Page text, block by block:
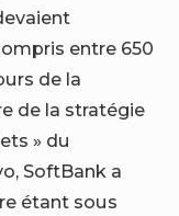
entre 650
de la
de la stratégie
» du
SoftBank a
étant sous